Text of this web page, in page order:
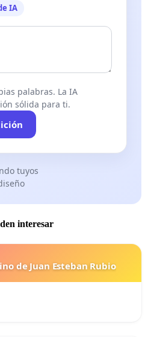
IA
palabras. La IA
sólida para ti.
tuyos
interesar
de Juan Esteban Rubio